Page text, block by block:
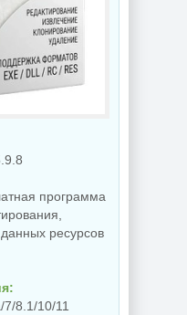
программа
ресурсов
7/8.1/10/11